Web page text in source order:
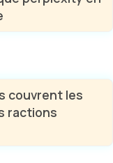
couvrent les
ractions